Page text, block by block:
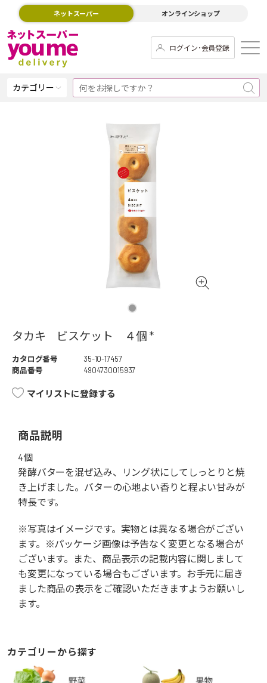
ネットスーパー オンラインショップ
ログイン･会員登録
カテゴリー
タカキ ビスケット ４個 *
カタログ番号
35-10-17457
商品番号
4904730015937
マイリストに登録する
商品説明
4個
発酵バターを混ぜ込み、リング状にしてしっとりと焼
き上げました。バターの心地よい香りと程よい甘みが
特長です。
※写真はイメージです。実物とは異なる場合がござい
ます。※パッケージ画像は予告なく変更となる場合が
ございます。また、商品表示の記載内容に関しまして
も変更になっている場合もございます。お手元に届き
ました商品の表示をご確認いただきますようお願いし
ます。
カテゴリーから探す